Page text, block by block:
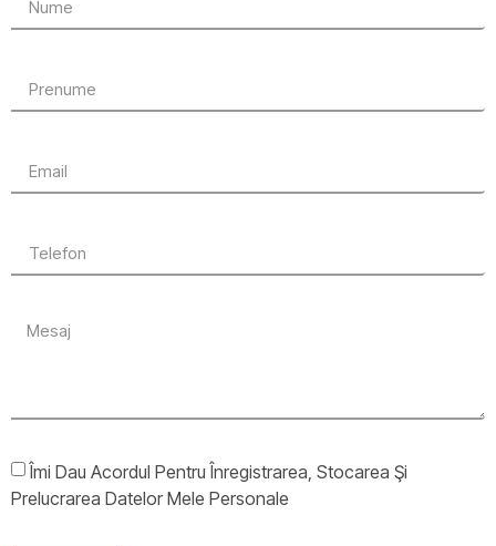
Îmi Dau Acordul Pentru Înregistrarea, Stocarea Şi
Prelucrarea Datelor Mele Personale